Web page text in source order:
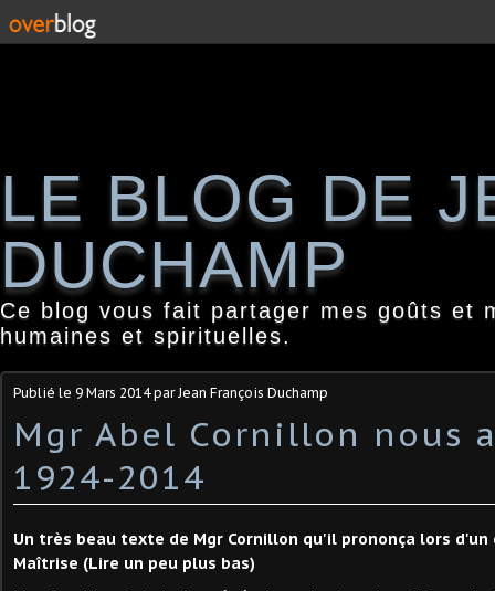
LE BLOG DE
DUCHAMP
Ce blog vous fait partager mes goûts et
humaines et spirituelles.
Publié le 9 Mars 2014par Jean François Duchamp
Mgr Abel Cornillon nous
1924-2014
Un très beau texte de Mgr Cornillon qu'il prononça lors
Maîtrise (Lire un peu plus bas)